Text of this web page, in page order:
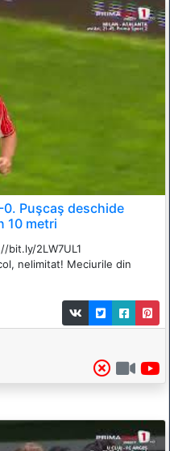
0. Puşcaş deschide
10 metri
bit.ly/2LW7UL1
nelimitat! Meciurile din